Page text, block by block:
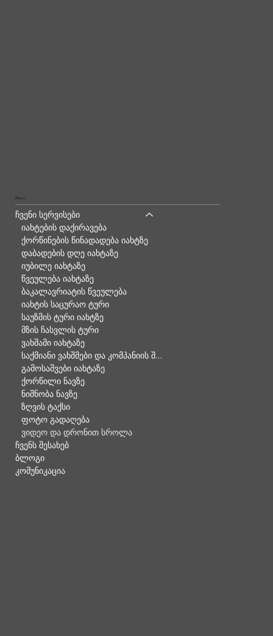
Menü
ჩვენი სერვისები
იახტების დაქირავება
ქორწინების წინადადება იახტზე
დაბადების დღე იახტაზე
იუბილე იახტაზე
წვეულება იახტაზე
ბაკალავრიატის წვეულება
იახტის საცურაო ტური
საუზმის ტური იახტზე
მზის ჩასვლის ტური
ვახშამი იახტაზე
საქმიანი ვახშმები და კომპანიის შეხვედრები
გამოსაშვები იახტაზე
ქორწილი ნავზე
ნიშნობა ნავზე
ზღვის ტაქსი
ფოტო გადაღება
ვიდეო და დრონით სროლა
ჩვენს შესახებ
ბლოგი
კომუნიკაცია